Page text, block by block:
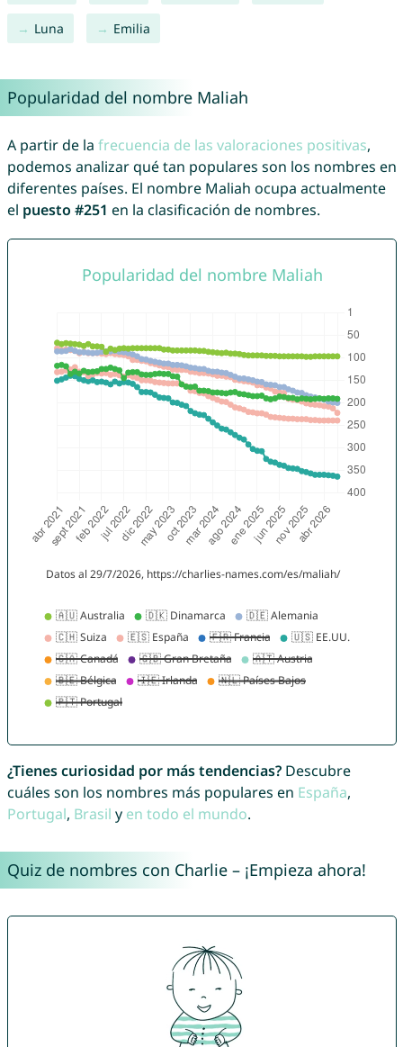
Luna Emilia
Popularidad del nombre Maliah
A partir de la frecuencia de las valoraciones positivas,
podemos analizar qué tan populares son los nombres en
diferentes países. El nombre Maliah ocupa actualmente
el puesto #251 en la clasificación de nombres.
¿Tienes curiosidad por más tendencias?Descubre
cuáles son los nombres más populares en España,
Portugal, Brasil y en todo el mundo.
Quiz de nombres con Charlie – ¡Empieza ahora!